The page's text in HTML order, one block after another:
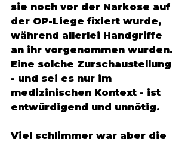
sie noch vor der Narkose auf
der OP-Liege fixiert wurde,
während allerlei Handgriffe
an ihr vorgenommen wurden.
Eine solche Zurschaustellung
- und sei es nur im
medizinischen Kontext - ist
entwürdigend und unnötig.
Viel schlimmer war aber die